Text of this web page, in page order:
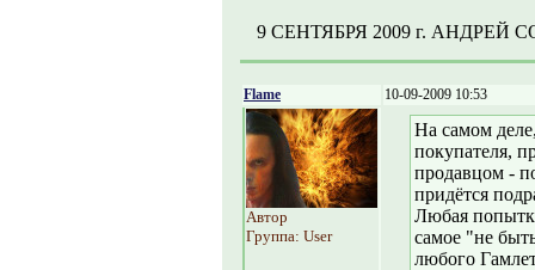
9 СЕНТЯБРЯ 2009 г. АНДРЕЙ
Flame 10-09-2009 10:53
Автор
Группа: User
На самом
покупателя,
продавцом -
придётся
Любая
самое "не
любого